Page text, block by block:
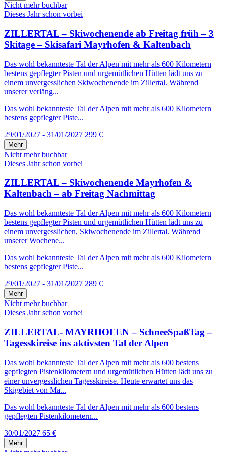
Nicht mehr buchbar
Dieses Jahr schon vorbei
ZILLERTAL – Skiwochenende ab Freitag früh – 3
Skitage – Skisafari Mayrhofen & Kaltenbach
Das wohl bekannteste Tal der Alpen mit mehr als 600 Kilometern
bestens gepflegter Pisten und urgemütlichen Hütten lädt uns zu
einem unvergesslichen Skiwochenende im Zillertal. Während
unserer verläng...
Das wohl bekannteste Tal der Alpen mit mehr als 600 Kilometern
bestens gepflegter Piste...
29/01/2027 - 31/01/2027 299 €
Mehr
Nicht mehr buchbar
Dieses Jahr schon vorbei
ZILLERTAL – Skiwochenende Mayrhofen &
Kaltenbach – ab Freitag Nachmittag
Das wohl bekannteste Tal der Alpen mit mehr als 600 Kilometern
bestens gepflegter Pisten und urgemütlichen Hütten lädt uns zu
einem unvergesslichen, Skiwochenende im Zillertal. Während
unserer Wochene...
Das wohl bekannteste Tal der Alpen mit mehr als 600 Kilometern
bestens gepflegter Piste...
29/01/2027 - 31/01/2027 289 €
Mehr
Nicht mehr buchbar
Dieses Jahr schon vorbei
ZILLERTAL- MAYRHOFEN – SchneeSpaßTag –
Tagesskireise ins aktivsten Tal der Alpen
Das wohl bekannteste Tal der Alpen mit mehr als 600 bestens
gepflegten Pistenkilometern und urgemütlichen Hütten lädt uns zu
einer unvergesslichen Tagesskireise. Heute erwartet uns das
Skigebiet von Ma...
Das wohl bekannteste Tal der Alpen mit mehr als 600 bestens
gepflegten Pistenkilometern...
30/01/2027 65 €
Mehr